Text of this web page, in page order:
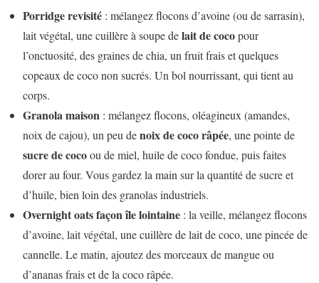
Porridge revisité : mélangez flocons d’avoine (ou de sarrasin),
lait végétal, une cuillère à soupe delait de cocopour
l’onctuosité, des graines de chia, un fruit frais et quelques
copeaux de coco non sucrés. Un bol nourrissant, qui tient au
corps.
Granola maison : mélangez flocons, oléagineux (amandes,
noix de cajou), un peu denoix de coco râpée, une pointe de
sucre de cocoou de miel, huile de coco fondue, puis faites
dorer au four. Vous gardez la main sur la quantité de sucre et
d’huile, bien loin des granolas industriels.
Overnight oats façon île lointaine : la veille, mélangez flocons
d’avoine, lait végétal, une cuillère de lait de coco, une pincée de
cannelle. Le matin, ajoutez des morceaux de mangue ou
d’ananas frais et de la coco râpée.